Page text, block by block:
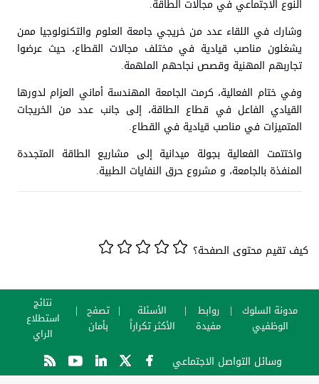
النوع الاجتماعي في مجالات الطاقة.
وشارك في اللقاء عدد من خريجي جامعة العلوم والتكنولوجيا ممن
يشغلون مناصب قيادية في مختلف مجالات القطاع، حيث عرضوا
تجاربهم المهنية وقصص نجاحهم الملهمة.
وفي ختام الفعالية، كرمت الجامعة المهندسة أماني العزام لدورها
القيادي الفاعل في قطاع الطاقة، إلى جانب عدد من الخريجات
المتميزات في مناصب قيادية في القطاع.
واختتمت الفعالية بجولة ميدانية إلى مشاريع الطاقة المتجددة
المنفذة بالجامعة، و مشروع حرق النفايات الطبية.
كيف تقيم محتوى الصفحة؟
مدونة السلوك
الوظفيي
روابط
مفيدة
الأسئلة
الأكثر تكراراً
تصفح
بأمان
نتائج
استطلاع
الراي
وسائل التواصل الاجتماعي